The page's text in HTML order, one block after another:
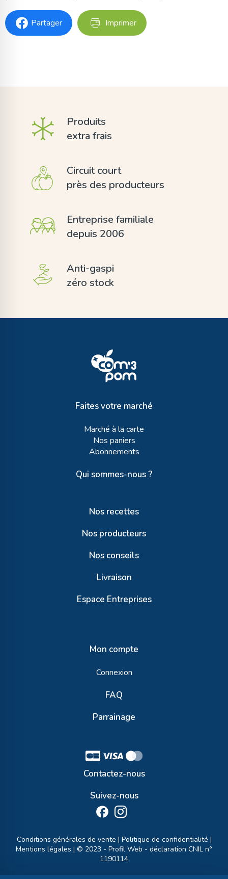
Partager Imprimer
Produits
extra frais
Circuit court
près des producteurs
Entreprise familiale
depuis 2006
Anti-gaspi
zéro stock
Faites votre marché
Marché à la carte
Nos paniers
Abonnements
Qui sommes-nous ?
Nos recettes
Nos producteurs
Nos conseils
Livraison
Espace Entreprises
Mon compte
Connexion
FAQ
Parrainage
Contactez-nous
Suivez-nous
Conditions générales de vente | Politique de confidentialité |
Mentions légales | © 2023 - Profil Web - déclaration CNIL n°
1190114